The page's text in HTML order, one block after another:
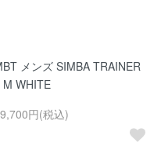
メンズ SIMBA TRAINER
M WHITE
円(税込)